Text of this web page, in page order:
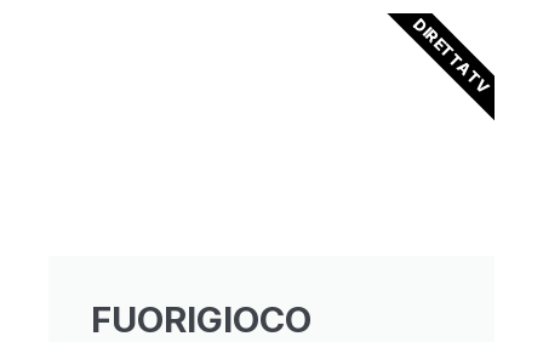
FUORIGIOCO
DIRETTA TV